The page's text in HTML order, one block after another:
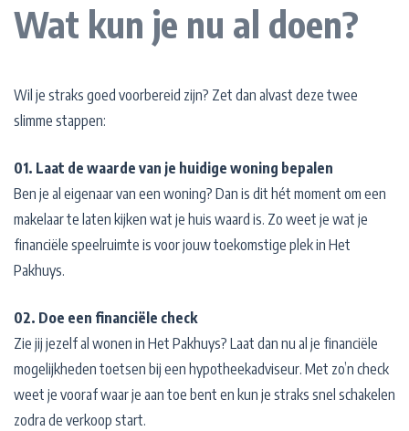
Wat kun je nu al doen?
Wil je straks goed voorbereid zijn? Zet dan alvast deze twee
slimme stappen:
01. Laat de waarde van je huidige woning bepalen
Ben je al eigenaar van een woning? Dan is dit hét moment om een
makelaar te laten kijken wat je huis waard is. Zo weet je wat je
financiële speelruimte is voor jouw toekomstige plek in Het
Pakhuys.
02. Doe een financiële check
Zie jij jezelf al wonen in Het Pakhuys? Laat dan nu al je financiële
mogelijkheden toetsen bij een hypotheekadviseur. Met zo’n check
weet je vooraf waar je aan toe bent en kun je straks snel schakelen
zodra de verkoop start.